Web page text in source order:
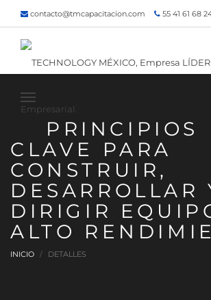
contacto@tmcapacitacion.com 55 41 61 68
55 47 60 80 49
Inicio ¿Quiénes somos? Contacto
¡Siguenos!
PRINCIPIOS
CLAVE PARA
CONSTRUIR,
DESARROLLAR
DIRIGIR
ALTO
INICIO DETALLES